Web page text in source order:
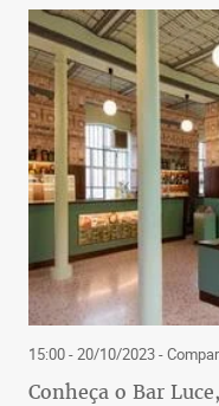
15:00 - 20/10/2023-
Conheça o Bar